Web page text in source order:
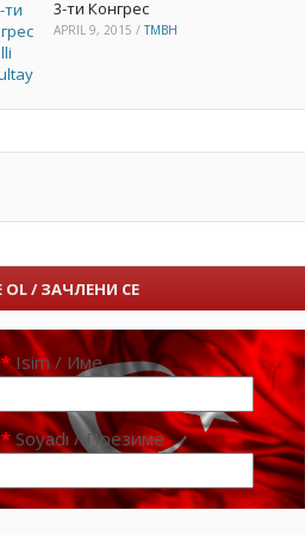
3-ти Конгрес
APRIL 9, 2015 /TMBH
OL / ЗАЧЛЕНИ СЕ